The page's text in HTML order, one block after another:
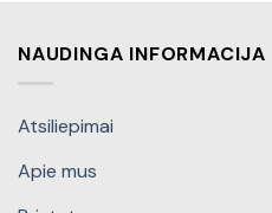
NAUDINGA INFORMACIJA
Atsiliepimai
Apie mus